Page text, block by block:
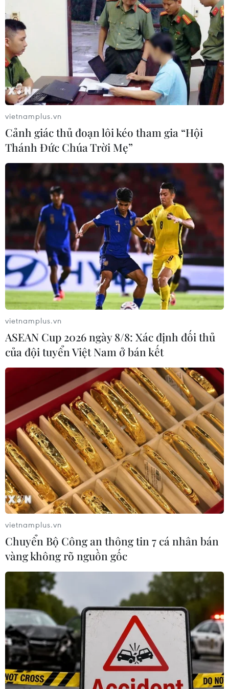
vietnamplus.vn
Cảnh giác thủ đoạn lôi kéo tham gia “Hội
Thánh Đức Chúa Trời Mẹ”
vietnamplus.vn
ASEAN Cup 2026 ngày 8/8: Xác định đối thủ
của đội tuyển Việt Nam ở bán kết
vietnamplus.vn
Chuyển Bộ Công an thông tin 7 cá nhân bán
vàng không rõ nguồn gốc